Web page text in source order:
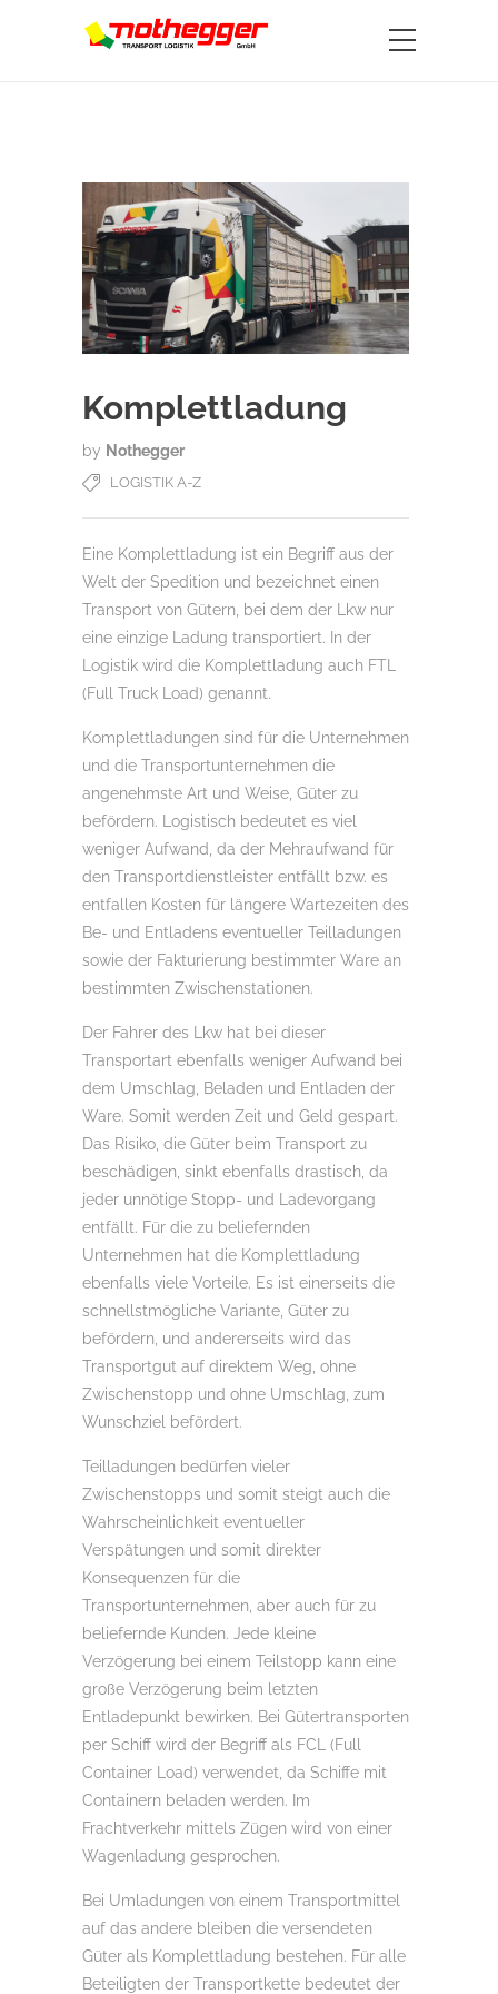
Komplettladung
by Nothegger
LOGISTIK A-Z
Eine Komplettladung ist ein Begriff aus der
Welt der Spedition und bezeichnet einen
Transport von Gütern, bei dem der Lkw nur
eine einzige Ladung transportiert. In der
Logistik wird die Komplettladung auch FTL
(Full Truck Load) genannt.
Komplettladungen sind für die Unternehmen
und die Transportunternehmen die
angenehmste Art und Weise, Güter zu
befördern. Logistisch bedeutet es viel
weniger Aufwand, da der Mehraufwand für
den Transportdienstleister entfällt bzw. es
entfallen Kosten für längere Wartezeiten des
Be- und Entladens eventueller Teilladungen
sowie der Fakturierung bestimmter Ware an
bestimmten Zwischenstationen.
Der Fahrer des Lkw hat bei dieser
Transportart ebenfalls weniger Aufwand bei
dem Umschlag, Beladen und Entladen der
Ware. Somit werden Zeit und Geld gespart.
Das Risiko, die Güter beim Transport zu
beschädigen, sinkt ebenfalls drastisch, da
jeder unnötige Stopp- und Ladevorgang
entfällt. Für die zu beliefernden
Unternehmen hat die Komplettladung
ebenfalls viele Vorteile. Es ist einerseits die
schnellstmögliche Variante, Güter zu
befördern, und andererseits wird das
Transportgut auf direktem Weg, ohne
Zwischenstopp und ohne Umschlag, zum
Wunschziel befördert.
Teilladungen bedürfen vieler
Zwischenstopps und somit steigt auch die
Wahrscheinlichkeit eventueller
Verspätungen und somit direkter
Konsequenzen für die
Transportunternehmen, aber auch für zu
beliefernde Kunden. Jede kleine
Verzögerung bei einem Teilstopp kann eine
große Verzögerung beim letzten
Entladepunkt bewirken. Bei Gütertransporten
per Schiff wird der Begriff als FCL (Full
Container Load) verwendet, da Schiffe mit
Containern beladen werden. Im
Frachtverkehr mittels Zügen wird von einer
Wagenladung gesprochen.
Bei Umladungen von einem Transportmittel
auf das andere bleiben die versendeten
Güter als Komplettladung bestehen. Für alle
Beteiligten der Transportkette bedeutet der